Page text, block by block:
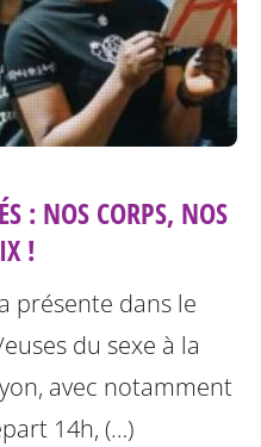
: NOS CORPS, NOS
!
présente dans le
du sexe à la
avec notamment
14h, (…)